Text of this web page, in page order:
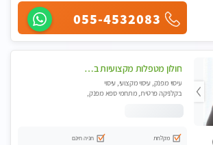
055-4532083
חולון מטפלות מקצועיות ברמה גבוהה מומלץ מאוד !!! . . highly recommended..new in the city -אין פרטים נוספים במקום -ללא מין !!
עיסוי מפנק, עיסוי מקצועי, עיסוי
בקלניקה פרטית, מתחמי ספא מפנק,
מקלחת
חניה חינם